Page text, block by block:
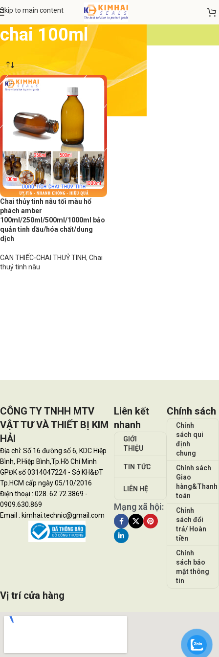
Skip to main content
chai 100ml
Chai thủy tinh nâu tối màu hổ
phách amber
100ml/250ml/500ml/1000ml bảo
quản tinh dầu/hóa chất/dung
dịch
CAN THIẾC-CHAI THUỶ TINH, Chai
thuỷ tinh nâu
CÔNG TY TNHH MTV
VẬT TƯ VÀ THIẾT BỊ KIM
HẢI
Địa chỉ: Số 16 đường số 6, KDC Hiệp
Bình, P.Hiệp Bình,Tp.Hồ Chí Minh
GPĐK số 0314047224 - Sở KH&ĐT
Tp.HCM cấp ngày 05/10/2016
Điện thoại : 028. 62 72 3869 -
0909.630.869
Email : kimhai.technic@gmail.com
Liên kết
nhanh
GIỚI
THIỆU
TIN TỨC
LIÊN HỆ
Mạng xã hội:
Chính sách
Chính
sách qui
định
chung
Chính sách
Giao
hàng&Thanh
toán
Chính
sách đổi
trả/ Hoàn
tiền
Chính
sách bảo
mật thông
tin
Vị trí cửa hàng